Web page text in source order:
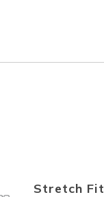
Stretch Fit